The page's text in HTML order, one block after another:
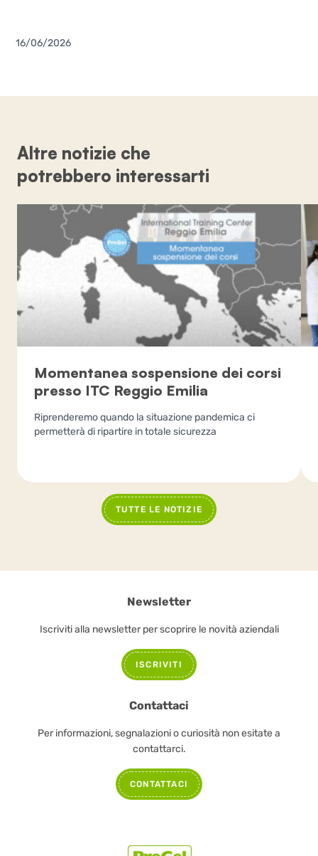
16/06/2026
Altre notizie che
potrebbero interessarti
TUTTE LE NOTIZIE
Momentanea sospensione dei corsi
presso ITC Reggio Emilia
Riprenderemo quando la situazione pandemica ci
permetterà di ripartire in totale sicurezza
Newsletter
Iscriviti alla newsletter per scoprire le novità aziendali
ISCRIVITI
Contattaci
Per informazioni, segnalazioni o curiosità non esitate a
contattarci.
CONTATTACI